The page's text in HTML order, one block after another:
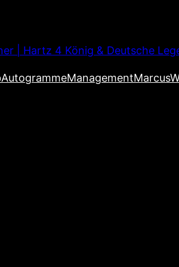
| Hartz 4 König & Deutsche
AutogrammeManagement